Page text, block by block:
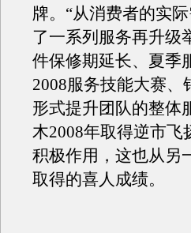
牌。“从消费者的实
了一系列服务再升级
件保修期延长、夏季
2008服务技能大赛
形式提升团队的整体
木2008年取得逆市
积极作用，这也从另
取得的喜人成绩。